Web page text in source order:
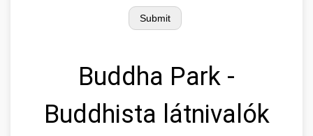
Buddha Park -
Buddhista látnivalók